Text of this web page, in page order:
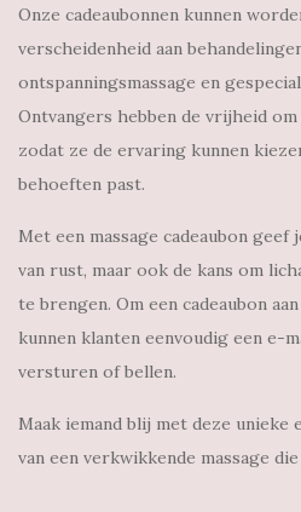
Onze cadeaubonnen kunnen
verscheidenheid aan
ontspanningsmassage en
Ontvangers hebben de vrijheid
zodat ze de ervaring kunnen
behoeften past.
Met een massage cadeaubon geef
van rust, maar ook de kans om
te brengen. Om een cadeaubon
kunnen klanten eenvoudig een e-
versturen of bellen.
Maak iemand blij met deze
van een verkwikkende massage